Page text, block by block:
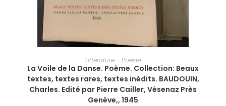
AJOUTER AU PANIER
Littérature - Poésie
La Voile de la Danse. Poème. Collection: Beaux
textes, textes rares, textes inédits. BAUDOUIN,
Charles. Edité par Pierre Cailler, Vésenaz Près
Genève,, 1945